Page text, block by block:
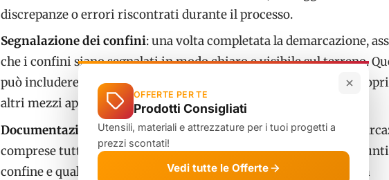
discrepanze o errori riscontrati durante il processo.
Segnalazione dei confini: una volta completata la demarcazione,
che i confini siano segnalati in modo chiaro e visibile sul terreno.
può includere l’installazione di recinzioni, la posa di segnali di
altri mezzi appropriati.
Documentazione: documenta accuratamente il processo di
comprese tutte le misurazioni effettuate, le coordinate GPS dei
confine e qualsiasi altra informazione rilevante.Conserva questa
OFFERTE PER TE
Prodotti Consigliati
Utensili, materiali e attrezzature per i tuoi progetti a
prezzi scontati!
Vedi tutte le Offerte